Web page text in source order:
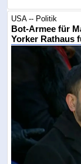
USA -- Politik
Bot-Armee für
Yorker Rathaus